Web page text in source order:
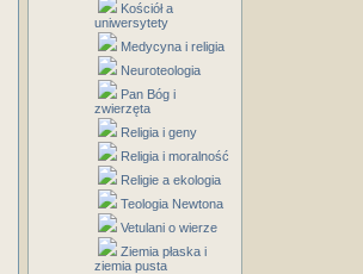
Kościół a
uniwersytety
Medycyna i religia
Neuroteologia
Pan Bóg i
zwierzęta
Religia i geny
Religia i moralność
Religie a ekologia
Teologia Newtona
Vetulani o wierze
Ziemia płaska i
ziemia pusta